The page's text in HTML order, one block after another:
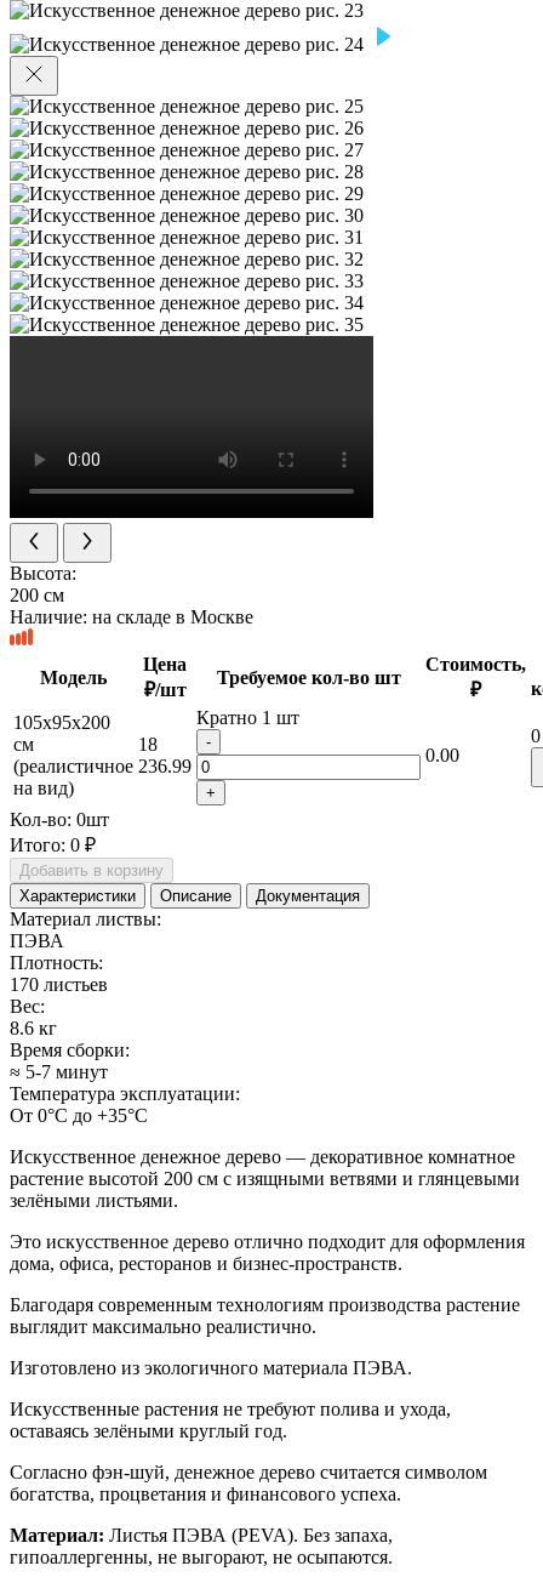
Высота:
200 см
Наличие: на складе в Москве
Модель
Цена
₽/шт
Требуемое кол-во шт
Стоимость,
₽
105х95х200
см
(реалистичное
на вид)
18
236.99
Кратно 1 шт
-
+
0.00
0
Кол-во: 0шт
Итого: 0 ₽
Добавить в корзину
Характеристики
Описание Документация
Материал листвы:
ПЭВА
Плотность:
170 листьев
Вес:
8.6 кг
Время сборки:
≈ 5-7 минут
Температура эксплуатации:
От 0°С до +35°С
Искусственное денежное дерево — декоративное комнатное
растение высотой 200 см с изящными ветвями и глянцевыми
зелёными листьями.
Это искусственное дерево отлично подходит для оформления
дома, офиса, ресторанов и бизнес-пространств.
Благодаря современным технологиям производства растение
выглядит максимально реалистично.
Изготовлено из экологичного материала ПЭВА.
Искусственные растения не требуют полива и ухода,
оставаясь зелёными круглый год.
Согласно фэн-шуй, денежное дерево считается символом
богатства, процветания и финансового успеха.
Материал: Листья ПЭВА (PEVA). Без запаха,
гипоаллергенны, не выгорают, не осыпаются.